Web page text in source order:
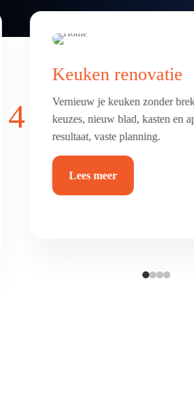
Badkamer & toilet
renovatie
Frisse, comfortabele badkamer
luxe afwerking. Alles netjes
en waterdicht.
Lees meer
4